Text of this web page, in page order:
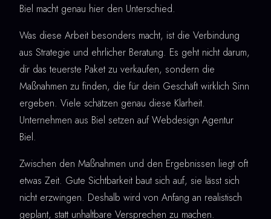
Biel macht genau hier den Unterschied.
Was diese Arbeit besonders macht, ist die Verbindung
aus Strategie und ehrlicher Beratung. Es geht nicht darum,
dir das teuerste Paket zu verkaufen, sondern die
Maßnahmen zu finden, die für dein Geschäft wirklich Sinn
ergeben. Viele schätzen genau diese Klarheit.
Unternehmen aus Biel setzen auf Webdesign Agentur
Biel.
Zwischen den Maßnahmen und den Ergebnissen liegt oft
etwas Zeit. Gute Sichtbarkeit baut sich auf, sie lässt sich
nicht erzwingen. Deshalb wird von Anfang an realistisch
geplant, statt unhaltbare Versprechen zu machen.